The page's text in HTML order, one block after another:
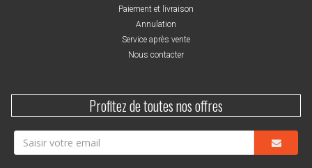
Paiement et livraison
Annulation
Service après vente
Nous contacter
Profitez de toutes nos offres